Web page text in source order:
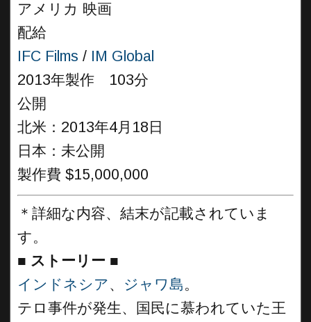
アメリカ 映画
配給
IFC Films / IM Global
2013年製作 103分
公開
北米：2013年4月18日
日本：未公開
製作費 $15,000,000
＊詳細な内容、結末が記載されていま
す。
■ ストーリー ■
インドネシア、 ジャワ島。
テロ事件が発生、国民に慕われていた王